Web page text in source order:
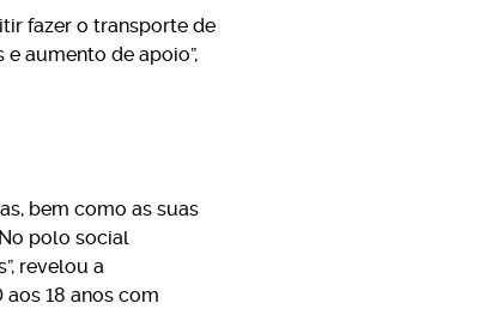
fazer o transporte de
aumento de apoio”,
bem como as suas
polo social
revelou a
18 anos com